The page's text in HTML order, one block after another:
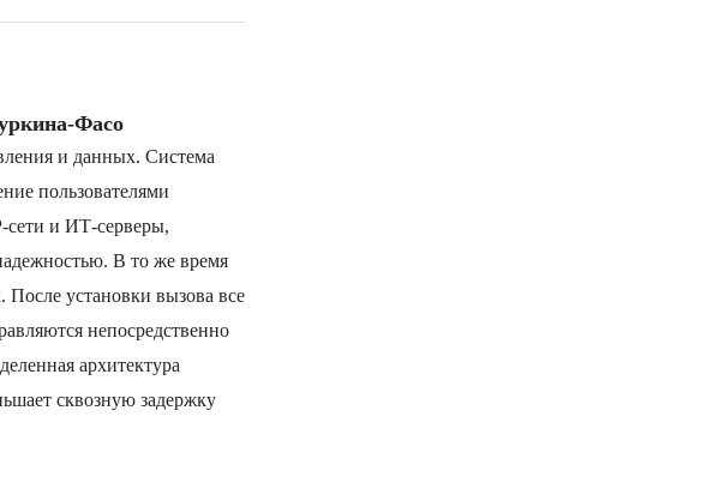
Фасо
и данных. Система
пользователями
сети и ИТ-серверы,
В то же время
После установки вызова все
непосредственно
архитектура
сквозную задержку